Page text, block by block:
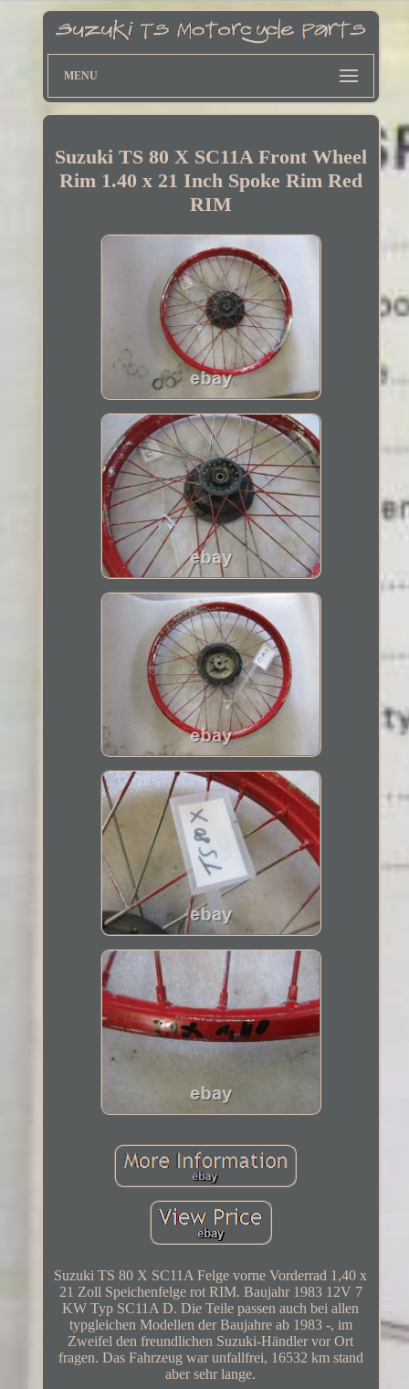
MENU
Suzuki TS 80 X SC11A Front Wheel
Rim 1.40 x 21 Inch Spoke Rim Red
RIM
Suzuki TS 80 X SC11A Felge vorne Vorderrad 1,40 x
21 Zoll Speichenfelge rot RIM. Baujahr 1983 12V 7
KW Typ SC11A D. Die Teile passen auch bei allen
typgleichen Modellen der Baujahre ab 1983 -, im
Zweifel den freundlichen Suzuki-Händler vor Ort
fragen. Das Fahrzeug war unfallfrei, 16532 km stand
aber sehr lange.